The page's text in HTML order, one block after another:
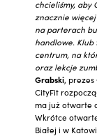
chcieliśmy, aby
znacznie
na parterach
handlowe.
centrum, na
oraz lekcje
Grabski, prezes
CityFit
ma już otwarte
Wkrótce
Białej i w